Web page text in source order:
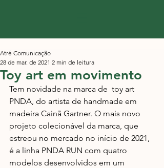
Toy art em movimento
Atré Comunicação
28 de mar. de 2021 2 min de leitura
Tem novidade na marca de  toy art
PNDA, do artista de handmade em
madeira Cainã Gartner. O mais novo
projeto colecionável da marca, que
estreou no mercado no início de 2021,
é a linha PNDA RUN com quatro
modelos desenvolvidos em um